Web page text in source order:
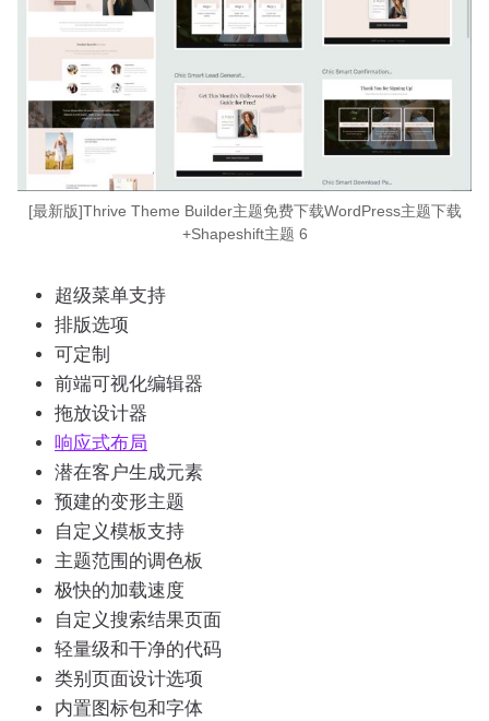
[最新版]Thrive Theme Builder主题免费下载WordPress主题下载
+Shapeshift主题 6
超级菜单支持
排版选项
可定制
前端可视化编辑器
拖放设计器
响应式布局
潜在客户生成元素
预建的变形主题
自定义模板支持
主题范围的调色板
极快的加载速度
自定义搜索结果页面
轻量级和干净的代码
类别页面设计选项
内置图标包和字体